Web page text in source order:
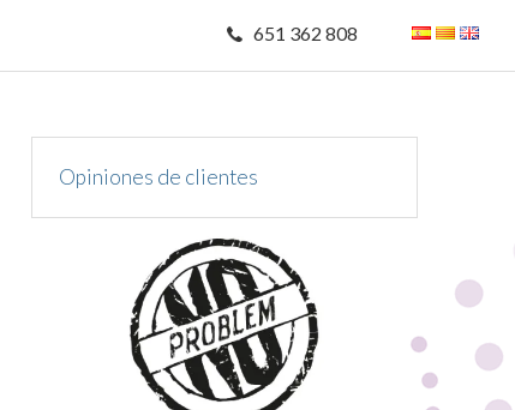
651 362 808
Opiniones de clientes